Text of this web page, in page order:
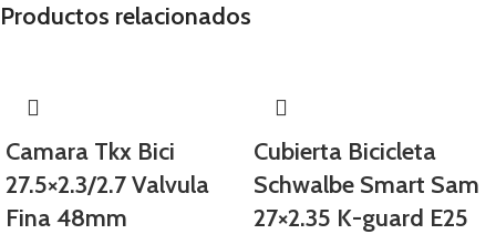
Productos relacionados
Camara Tkx Bici
27.5×2.3/2.7 Valvula
Fina 48mm
Cubierta Bicicleta
Schwalbe Smart Sam
27×2.35 K-guard E25